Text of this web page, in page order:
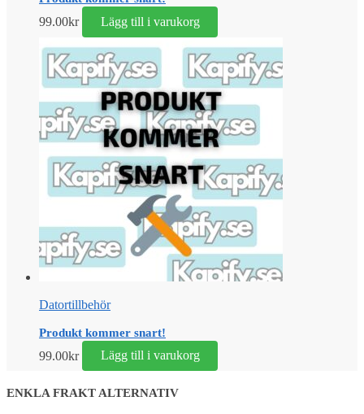
99.00kr Lägg till i varukorg
Datortillbehör
Produkt kommer snart!
99.00kr Lägg till i varukorg
ENKLA FRAKT ALTERNATIV